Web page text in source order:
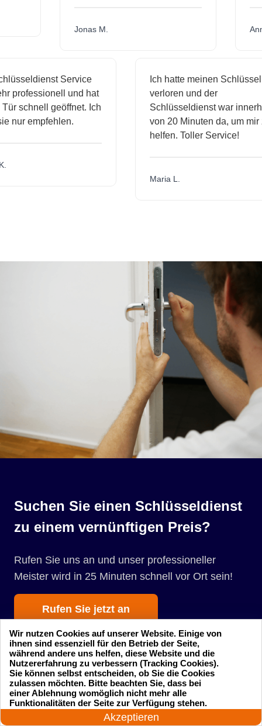
Jonas M.
Service
und hat
geöffnet. Ich
empfehlen.
Ich hatte meinen Schlüssel
verloren und der
Schlüsseldienst war innerhalb
von 20 Minuten da, um mir zu
helfen. Toller Service!
Maria L.
Suchen Sie einen Schlüsseldienst
zu einem vernünftigen Preis?
Rufen Sie uns an und unser professioneller
Meister wird in 25 Minuten schnell vor Ort sein!
Rufen Sie jetzt an
Startseite Einsatzgebiete
Preise
24 Stunden am Tag
Akzeptieren
Wir nutzen Cookies auf unserer Website. Einige von
ihnen sind essenziell für den Betrieb der Seite,
während andere uns helfen, diese Website und die
Nutzererfahrung zu verbessern (Tracking Cookies).
Sie können selbst entscheiden, ob Sie die Cookies
zulassen möchten. Bitte beachten Sie, dass bei
einer Ablehnung womöglich nicht mehr alle
Funktionalitäten der Seite zur Verfügung stehen.